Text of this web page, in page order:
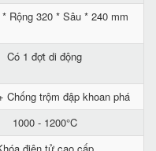
Rộng 320 * Sâu * 240 mm
Có 1 đợt di động
Chống trộm đập khoan phá
1000 - 1200°C